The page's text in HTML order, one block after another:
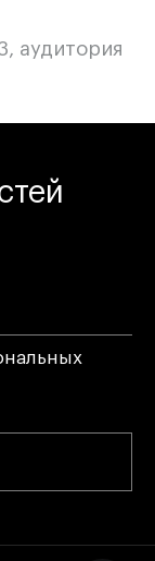
аудитория